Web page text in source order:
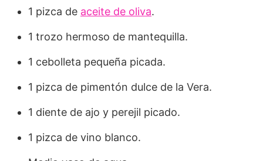
1 pizca de aceite de oliva.
1 trozo hermoso de mantequilla.
1 cebolleta pequeña picada.
1 pizca de pimentón dulce de la Vera.
1 diente de ajo y perejil picado.
1 pizca de vino blanco.